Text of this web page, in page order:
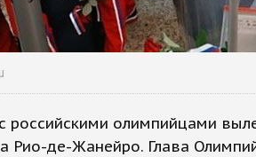
российскими олимпийцами
Рио-де-Жанейро. Глава